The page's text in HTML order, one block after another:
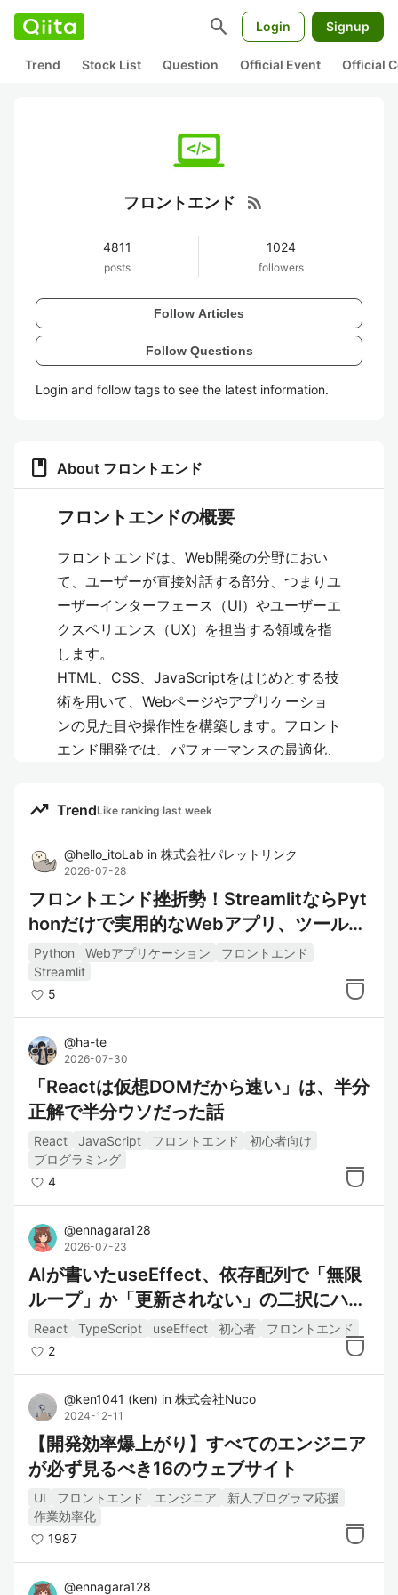
search Login Signup
Trend Stock List Question Official Event Official
フロントエンド rss_feed
4811
posts
1024
followers
Follow Articles
Follow Questions
Login and follow tags to see the latest information.
book About フロントエンド
フロントエンドの概要
フロントエンドは、Web開発の分野におい
て、ユーザーが直接対話する部分、つまりユ
ーザーインターフェース（UI）やユーザーエ
クスペリエンス（UX）を担当する領域を指
します。
HTML、CSS、JavaScriptをはじめとする技
術を用いて、Webページやアプリケーショ
ンの見た目や操作性を構築します。フロント
エンド開発では、パフォーマンスの最適化、
を果たします。
MDN Web Docs: HTML、CSS、JavaSc
ript、APIのリファレンスやチュートリア
ルを提供する開発者向けドキュメント。
Cによるガイドラインと仕様書。
Can I use
ド技術のサポート状況を確認できるサイ
ト。
関連タグ
JavaScript
React
Vue.js
Webデザイン
trending_up TrendLike ranking last week
@hello_itoLab in 株式会社パレットリンク
2026-07-28
フロントエンド挫折勢！StreamlitならPyt
honだけで実用的なWebアプリ、ツールが
即作れる。導入、初心者へ
Python Webアプリケーション
フロントエンド
Streamlit
5
@ha-te
2026-07-30
「Reactは仮想DOMだから速い」は、半分
正解で半分ウソだった話
React JavaScript フロントエンド
初心者向け
プログラミング
4
@ennagara128
2026-07-23
AIが書いたuseEffect、依存配列で「無限
ループ」か「更新されない」の二択にハマ
る話
React TypeScript useEffect 初心者
フロントエンド
2
@ken1041 (ken) in 株式会社Nuco
2024-12-11
【開発効率爆上がり】すべてのエンジニア
が必ず見るべき16のウェブサイト
UI フロントエンド エンジニア
新人プログラマ応援
作業効率化
1987
@ennagara128